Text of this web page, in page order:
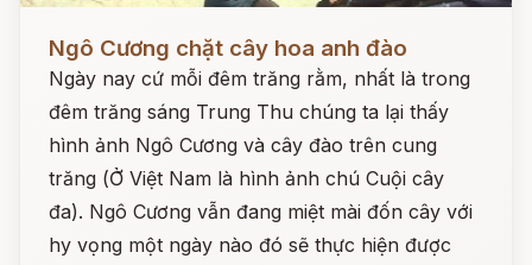
Ngô Cương chặt cây hoa anh đào
Ngày nay cứ mỗi đêm trăng rằm, nhất là trong
đêm trăng sáng Trung Thu chúng ta lại thấy
hình ảnh Ngô Cương và cây đào trên cung
trăng (Ở Việt Nam là hình ảnh chú Cuội cây
đa). Ngô Cương vẫn đang miệt mài đốn cây với
hy vọng một ngày nào đó sẽ thực hiện được